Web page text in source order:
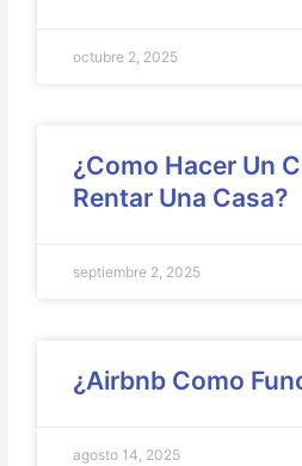
octubre 2, 2025
¿Como Hacer Un
Rentar Una Casa?
septiembre 2, 2025
¿Airbnb Como
agosto 14, 2025